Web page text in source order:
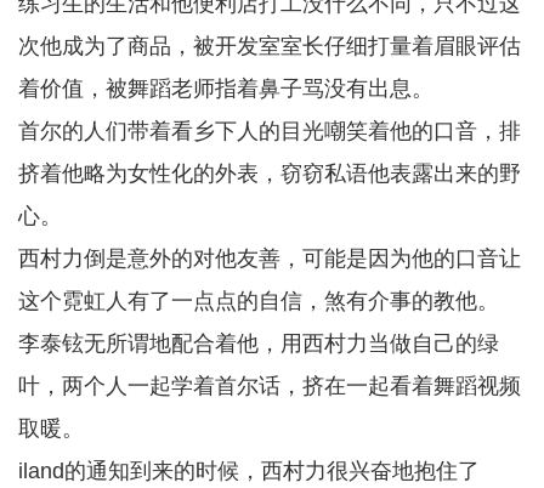
次他成为了商品，被开发室室长仔细打量着眉眼评估
着价值，被舞蹈老师指着鼻子骂没有出息。
首尔的人们带着看乡下人的目光嘲笑着他的口音，排
挤着他略为女性化的外表，窃窃私语他表露出来的野
心。
西村力倒是意外的对他友善，可能是因为他的口音让
这个霓虹人有了一点点的自信，煞有介事的教他。
李泰铉无所谓地配合着他，用西村力当做自己的绿
叶，两个人一起学着首尔话，挤在一起看着舞蹈视频
取暖。
iland的通知到来的时候，西村力很兴奋地抱住了